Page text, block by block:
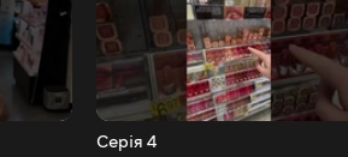
Серія 4